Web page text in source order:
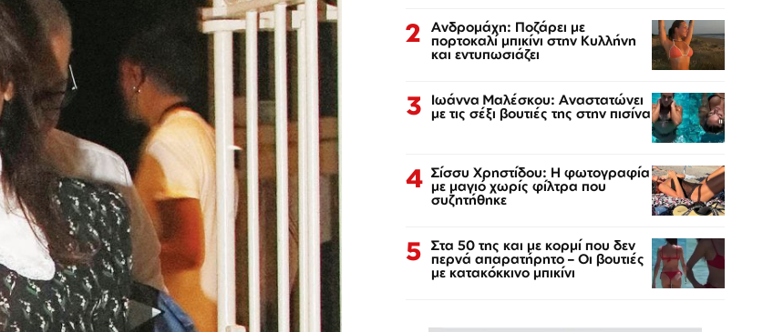
2 Ανδρομάχη: Ποζάρει με
πορτοκαλί μπικίνι στην Κυλλήνη
και εντυπωσιάζει
3 Ιωάννα Μαλέσκου: Αναστατώνει
με τις σέξι βουτιές της στην πισίνα
4 Σίσσυ Χρηστίδου: Η φωτογραφία
με μαγιό χωρίς φίλτρα που
συζητήθηκε
5 Στα 50 της και με κορμί που δεν
περνά απαρατήρητο – Οι βουτιές
με κατακόκκινο μπικίνι